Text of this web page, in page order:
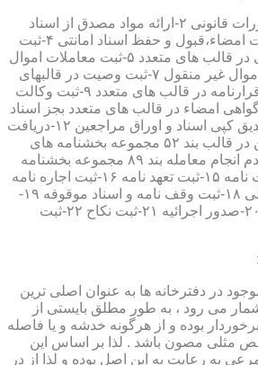
۱-ثبت اسناد مطابق مقررات قانونی ۲-ارائه مواد مصدق از اسناد
ثبت شده ۳-تصدیق صحت امضاء،قبول و حفظ اسناد امانتی ۴-ثبت
معاملات شرطی و رهنی در قالب های متعدد ۵-ثبت معاملات اموال
منقول ۶-ثبت معاملات اموال غیر منقول ۷-ثبت وصیت در قالبهای
عهدی و تکمیلی ۸-ثبت اقرارنامه در قالب های متعدد ۹-ثبت وکالت
قالب های متعدد ۱۰-گواهی امضاء در قالب های متعدد بجز اسناد
مالی و معاملاتی ۱۱-تصدیق کپی اسناد و اوراق مراجعین ۱۲-دریافت
قبوض سپرده مستاجرین در قالب بند ۵۲ مجموعه بخشنامه های
ثبتی ۱۳-صدور گواهی عدم انجام معامله بند ۸۹ مجموعه بخشنامه
های ثبتی ۱۴-ثبت رضایت نامه ۱۵-ثبت تعهد نامه ۱۶-ثبت اجاره نامه
۱۷-ثبت معاملات سرقفلی ۱۸-ثبت وقف نامه و اسناد موقوفه ۱۹-
ثبت اسناد ضمانت نامه ۲۰-صدور اجرائیه ۲۱-ثبت نکاح ۲۲-ثبت
در دفترخانه ها به عنوان اصلی ترین
می رود ، به طور مطلق بایستی از
بوده و از هرگونه خدشه و یا فاصله
مثلی مصون باشد . لذا بر اساس این
به رعایت به این اصل بوده و لذا از در